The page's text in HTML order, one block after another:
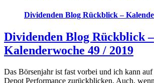
Dividenden Blog Rückblick –
Dividenden Blog Rückblick –
Kalenderwoche 49 / 2019
Das Börsenjahr ist fast vorbei und ich kann
Depot Performance zurückblicken. Auch,